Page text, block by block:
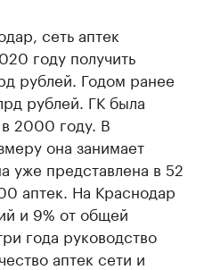
сеть аптек
году получить
рублей. Годом ранее
рублей. ГК была
2000 году. В
она занимает
уже представлена в 52
аптек. На Краснодар
и 9% от общей
года руководство
аптек сети и